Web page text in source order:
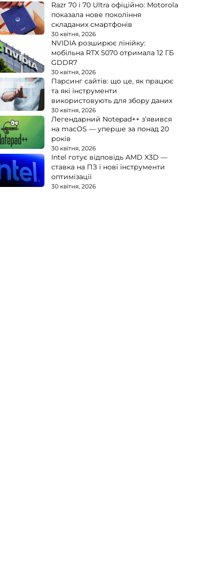
Razr 70 і 70 Ultra офіційно: Motorola
показала нове покоління
складаних смартфонів
30 квітня, 2026
NVIDIA розширює лінійку:
мобільна RTX 5070 отримала 12 ГБ
GDDR7
30 квітня, 2026
Парсинг сайтів: що це, як працює
та які інструменти
використовують для збору даних
30 квітня, 2026
Легендарний Notepad++ з’явився
на macOS — уперше за понад 20
років
30 квітня, 2026
Intel готує відповідь AMD X3D —
ставка на ПЗ і нові інструменти
оптимізації
30 квітня, 2026